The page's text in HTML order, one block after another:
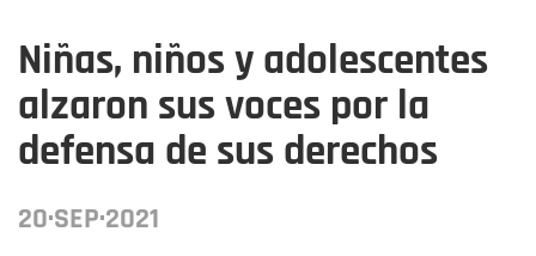
Niñas, niños y adolescentes
alzaron sus voces por la
defensa de sus derechos
20·SEP·2021